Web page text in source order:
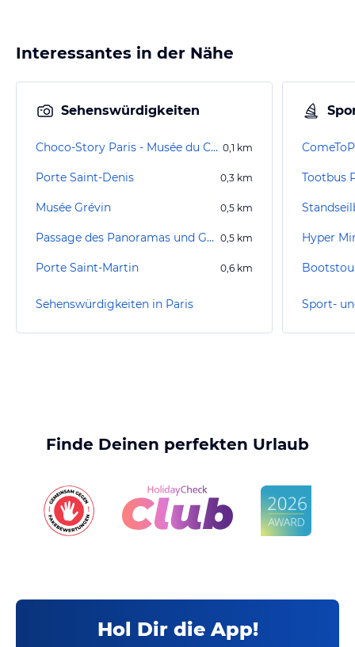
Interessantes in der Nähe
Sehenswürdigkeiten
Choco-Story Paris - Musée du Chocolat 0,1 km
Porte Saint-Denis 0,3 km
Musée Grévin 0,5 km
Passage des Panoramas und Galerie Jouffroy 0,5 km
Porte Saint-Martin 0,6 km
Sehenswürdigkeiten in Paris
Tootbus
Hyper
Sport-
Finde Deinen perfekten Urlaub
Hol Dir die App!